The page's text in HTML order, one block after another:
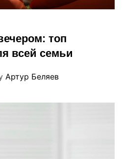
топ
всей семьи
Артур Беляев